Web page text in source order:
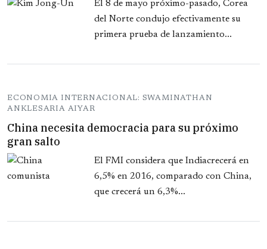
El 8 de mayo próximo-pasado, Corea
del Norte condujo efectivamente su
primera prueba de lanzamiento...
ECONOMIA INTERNACIONAL: SWAMINATHAN
ANKLESARIA AIYAR
China necesita democracia para su próximo
gran salto
El FMI considera que Indiacrecerá en
6,5% en 2016, comparado con China,
que crecerá un 6,3%...